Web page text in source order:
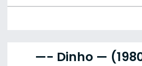
—- Dinho —